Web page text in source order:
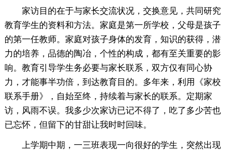
家访目的在于与家长交流状况，交换意见，共同研究
教育学生的资料和方法。家庭是第一所学校，父母是孩子
的第一任教师。家庭对孩子身体的发育，知识的获得，潜
力的培养，品德的陶冶，个性的构成，都有至关重要的影
响。教育引导学生务必要与家长联系，双方仅有同心协
力，才能事半功倍，到达教育目的。多年来，利用《家校
联系手册》，自始至终，持续着与家长的联系。定期家
访，风雨不误。我多少次家访已记不得了，吃了多少苦也
已忘怀，但留下的甘甜让我时时回味。
上学期中期，一三班表现一向很好的学生，突然出现